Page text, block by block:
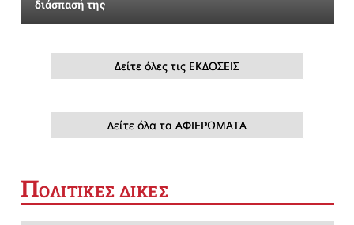
διάσπασή της
Δείτε όλες τις ΕΚΔΟΣΕΙΣ
Δείτε όλα τα ΑΦΙΕΡΩΜΑΤΑ
ΠΟΛΙΤΙΚΕΣ ΔΙΚΕΣ